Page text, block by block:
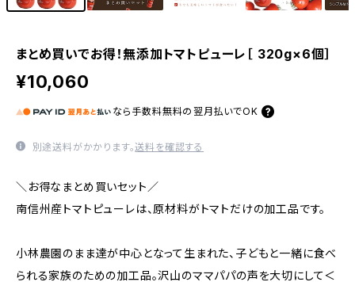
まとめ買いでお得！無添加トマトピューレ［ 320g×6個］
¥10,060
なら 手数料無料の 翌月払いでOK
別途送料がかかります。送料を確認する
＼お得なまとめ買いセット／
南信州産トマトピューレは、原材料がトマトだけの加工品です。
小林農園のまま達が中心となって生まれた、子どもと一緒に食べ
られる家族のための加工品。沢山のママパパの声を大切にして＜